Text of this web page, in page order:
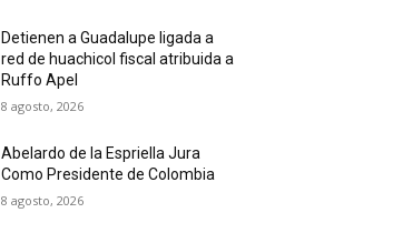
Detienen a Guadalupe ligada a
red de huachicol fiscal atribuida a
Ruffo Apel
8 agosto, 2026
Abelardo de la Espriella Jura
Como Presidente de Colombia
8 agosto, 2026